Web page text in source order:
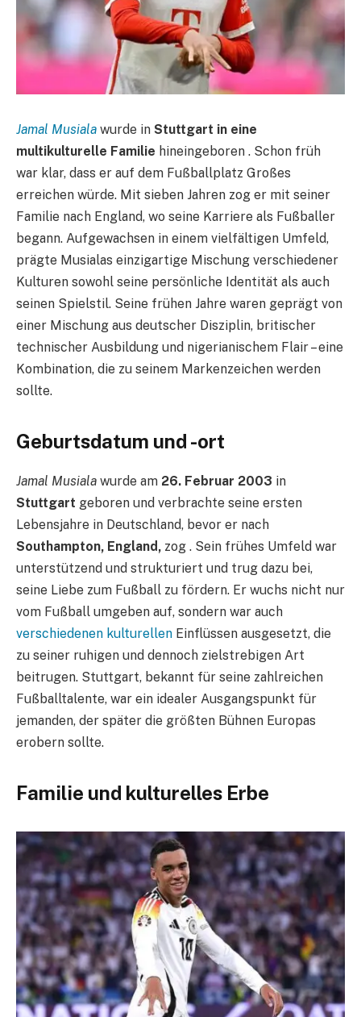
Jamal Musiala wurde in Stuttgart in eine
multikulturelle Familie hineingeboren . Schon früh
war klar, dass er auf dem Fußballplatz Großes
erreichen würde. Mit sieben Jahren zog er mit seiner
Familie nach England, wo seine Karriere als Fußballer
begann. Aufgewachsen in einem vielfältigen Umfeld,
prägte Musialas einzigartige Mischung verschiedener
Kulturen sowohl seine persönliche Identität als auch
seinen Spielstil. Seine frühen Jahre waren geprägt von
einer Mischung aus deutscher Disziplin, britischer
technischer Ausbildung und nigerianischem Flair – eine
Kombination, die zu seinem Markenzeichen werden
sollte.
Geburtsdatum und -ort
Jamal Musiala wurde am 26. Februar 2003 in
Stuttgart geboren und verbrachte seine ersten
Lebensjahre in Deutschland, bevor er nach
Southampton, England, zog . Sein frühes Umfeld war
unterstützend und strukturiert und trug dazu bei,
seine Liebe zum Fußball zu fördern. Er wuchs nicht nur
vom Fußball umgeben auf, sondern war auch
verschiedenen kulturellen Einflüssen ausgesetzt, die
zu seiner ruhigen und dennoch zielstrebigen Art
beitrugen. Stuttgart, bekannt für seine zahlreichen
Fußballtalente, war ein idealer Ausgangspunkt für
jemanden, der später die größten Bühnen Europas
erobern sollte.
Familie und kulturelles Erbe